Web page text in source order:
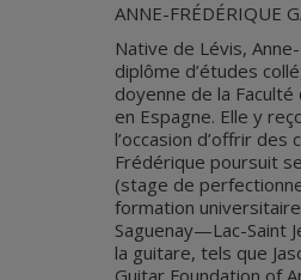
ANNE-FRÉDÉRIQUE
Native de Lévis,
diplôme d’études
doyenne de la
en Espagne. Elle y
l’occasion d’offrir
Frédérique poursuit
(stage de
formation
Saguenay—Lac-Saint
la guitare, tels que
Guitar Foundation of